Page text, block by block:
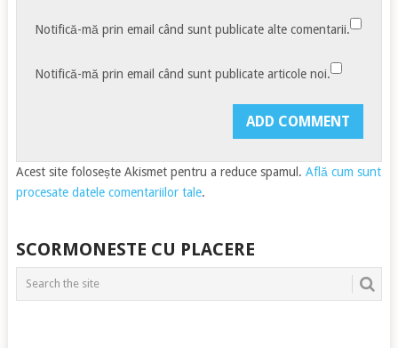
Notifică-mă prin email când sunt publicate alte comentarii.
Notifică-mă prin email când sunt publicate articole noi.
Acest site folosește Akismet pentru a reduce spamul. Află cum sunt
procesate datele comentariilor tale.
SCORMONESTE CU PLACERE